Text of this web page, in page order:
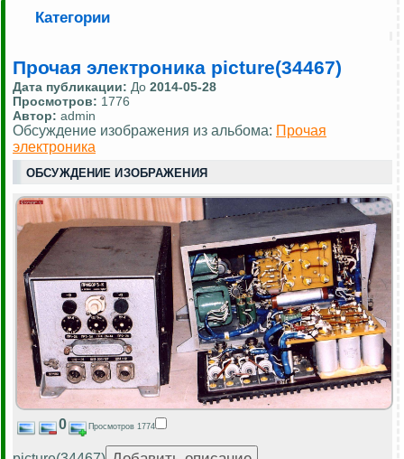
Категории
Прочая электроника picture(34467)
Дата публикации: До 2014-05-28
Просмотров: 1776
Автор: admin
Обсуждение изображения из альбома: Прочая
электроника
ОБСУЖДЕНИЕ ИЗОБРАЖЕНИЯ
0 Просмотров 1774